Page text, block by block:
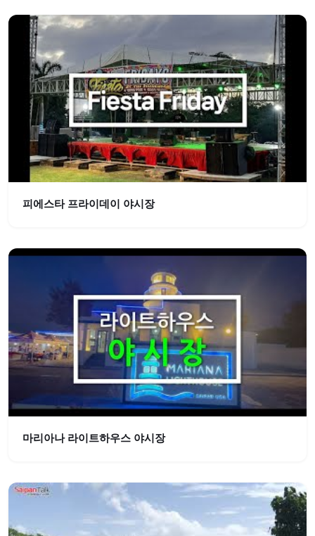
피에스타 프라이데이 야시장
마리아나 라이트하우스 야시장